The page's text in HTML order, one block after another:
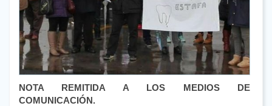
NOTA REMITIDA A LOS MEDIOS DE
COMUNICACIÓN.